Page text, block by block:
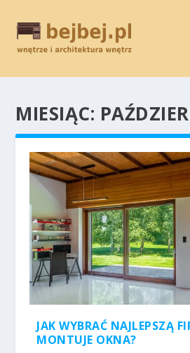
MIESIĄC:
JAK WYBRAĆ NAJLEPSZĄ
MONTUJE OKNA?